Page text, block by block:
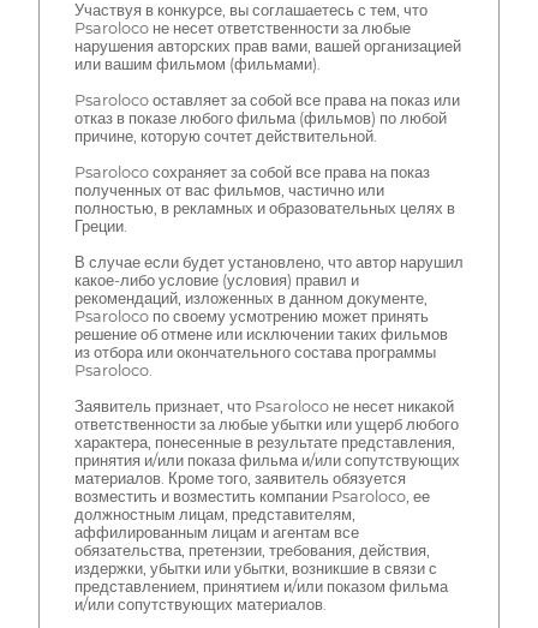
Участвуя в конкурсе, вы соглашаетесь с тем, что
Psaroloco не несет ответственности за любые
нарушения авторских прав вами, вашей организацией
или вашим фильмом (фильмами).
Psaroloco оставляет за собой все права на показ или
отказ в показе любого фильма (фильмов) по любой
причине, которую сочтет действительной.
Psaroloco сохраняет за собой все права на показ
полученных от вас фильмов, частично или
полностью, в рекламных и образовательных целях в
Греции.
В случае если будет установлено, что автор нарушил
какое-либо условие (условия) правил и
рекомендаций, изложенных в данном документе,
Psaroloco по своему усмотрению может принять
решение об отмене или исключении таких фильмов
из отбора или окончательного состава программы
Psaroloco.
Заявитель признает, что Psaroloco не несет никакой
ответственности за любые убытки или ущерб любого
характера, понесенные в результате представления,
принятия и/или показа фильма и/или сопутствующих
материалов. Кроме того, заявитель обязуется
возместить и возместить компании Psaroloco, ее
должностным лицам, представителям,
аффилированным лицам и агентам все
обязательства, претензии, требования, действия,
издержки, убытки или убытки, возникшие в связи с
представлением, принятием и/или показом фильма
и/или сопутствующих материалов.